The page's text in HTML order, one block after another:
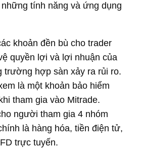
tính năng và ứng dụng
khoản đền bù cho trader
quyền lợi và lợi nhuận của
trường hợp sàn xảy ra rủi ro.
là một khoản bảo hiểm
tham gia vào Mitrade.
người tham gia 4 nhóm
là hàng hóa, tiền điện tử,
trực tuyến.